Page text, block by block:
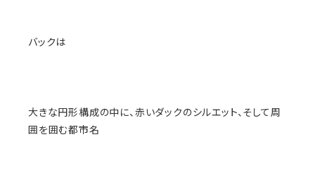
バックは
大きな円形構成の中に、赤いダックのシルエット、そして周
囲を囲む都市名